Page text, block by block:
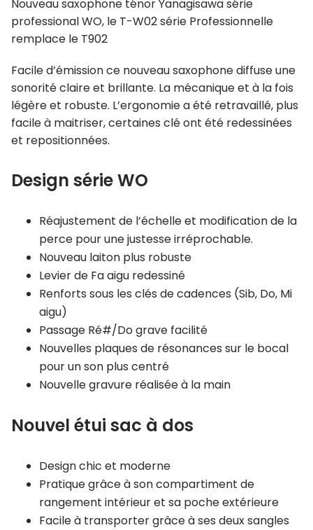
Nouveau saxophone ténor Yanagisawa série
professional WO, le T-W02 série Professionnelle
remplace le T902
Facile d’émission ce nouveau saxophone diffuse une
sonorité claire et brillante. La mécanique et à la fois
légère et robuste. L’ergonomie a été retravaillé, plus
facile à maitriser, certaines clé ont été redessinées
et repositionnées.
Design série WO
Réajustement de l’échelle et modification de la
perce pour une justesse irréprochable.
Nouveau laiton plus robuste
Levier de Fa aigu redessiné
Renforts sous les clés de cadences (Sib, Do, Mi
aigu)
Passage Ré#/Do grave facilité
Nouvelles plaques de résonances sur le bocal
pour un son plus centré
Nouvelle gravure réalisée à la main
Nouvel étui sac à dos
Design chic et moderne
Pratique grâce à son compartiment de
rangement intérieur et sa poche extérieure
Facile à transporter grâce à ses deux sangles